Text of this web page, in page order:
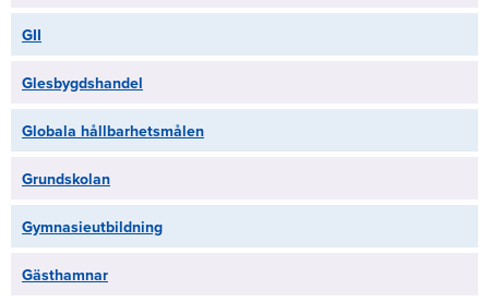
GII
Glesbygdshandel
Globala hållbarhetsmålen
Grundskolan
Gymnasieutbildning
Gästhamnar